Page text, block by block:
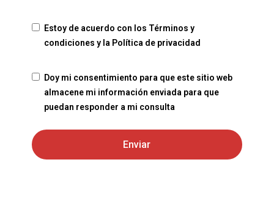
Estoy de acuerdo con los Términos y
condiciones y la Política de privacidad
Doy mi consentimiento para que este sitio web
almacene mi información enviada para que
puedan responder a mi consulta
Enviar